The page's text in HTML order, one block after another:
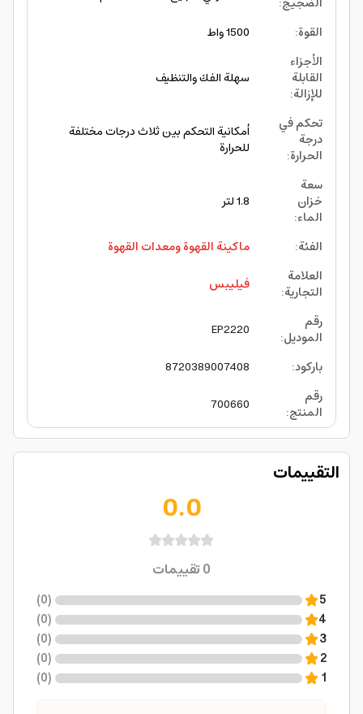
القوة:
1500 واط
الأجزاء
القابلة
للإزالة:
سهلة الفك والتنظيف
تحكم في
درجة
الحرارة:
أمكانية التحكم بين ثلاث درجات مختلفة
للحرارة
سعة
خزان
الماء:
1.8 لتر
الفئة:
ماكينة القهوة ومعدات القهوة
العلامة
التجارية:
فيليبس
رقم
الموديل:
EP2220
باركود:
8720389007408
رقم
المنتج:
700660
التقييمات
0.0
0تقييمات
5
(
0
)
4
(
0
)
3
(
0
)
2
(
0
)
1
(
0
)